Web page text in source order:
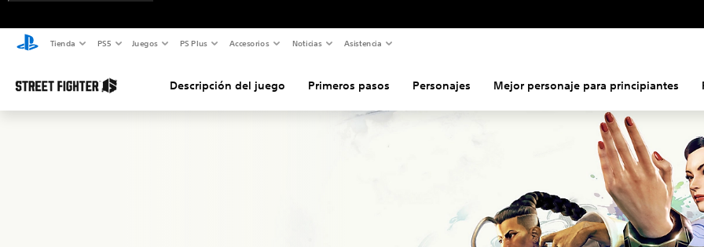
Tienda PS5 Juegos PS Plus Accesorios Noticias Asistencia
Descripción del juego Primeros pasos Personajes Mejor personaje para principiantes